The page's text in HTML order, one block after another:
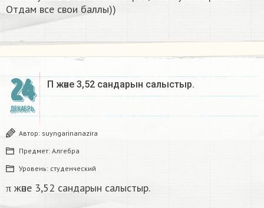
Отдам все свои баллы))
24
ДЕКАБРЬ
Π және 3,52 сандарын салыстыр. ​
Автор: suyngarinanazira
Предмет: Алгебра
Уровень: студенческий
π және 3,52 сандарын салыстыр.